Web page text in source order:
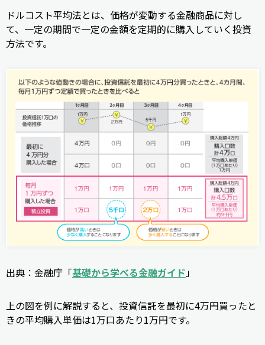
ドルコスト平均法とは、価格が変動する金融商品に対し
て、一定の期間で一定の金額を定期的に購入していく投資
方法です。
出典：金融庁「基礎から学べる金融ガイド」
上の図を例に解説すると、投資信託を最初に4万円買ったと
きの平均購入単価は1万口あたり1万円です。